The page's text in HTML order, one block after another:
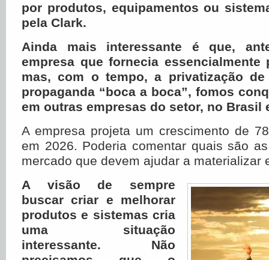
por produtos, equipamentos ou
pela Clark.
Ainda mais interessante é que,
empresa que fornecia essencialmente
mas, com o tempo, a privatização
propaganda “boca a boca”, fomos
em outras empresas do setor, no Brasil
A empresa projeta um crescimento de
em 2026. Poderia comentar quais são
mercado que devem ajudar a materializar
A visão de sempre
buscar criar e melhorar
produtos e sistemas cria
uma situação
interessante. Não